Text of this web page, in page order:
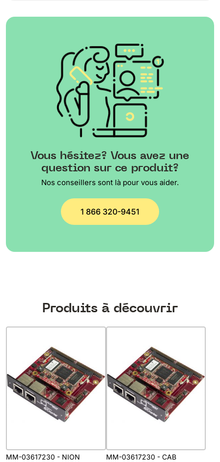
Vous hésitez? Vous avez une
question sur ce produit?
Nos conseillers sont là pour vous aider.
1 866 320-9451
Produits à découvrir
MM-03617230 - NION MM-03617230 - CAB